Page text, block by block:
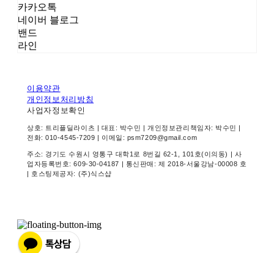
카카오톡
네이버 블로그
밴드
라인
이용약관
개인정보처리방침
사업자정보확인
상호: 트리플딜라이츠 | 대표: 박수민 | 개인정보관리책임자: 박수민 |
전화: 010-4545-7209 | 이메일: psm7209@gmail.com
주소: 경기도 수원시 영통구 대학1로 8번길 62-1, 101호(이의동) | 사
업자등록번호:609-30-04187 | 통신판매: 제 2018-서울강남-00008 호
| 호스팅제공자: (주)식스샵